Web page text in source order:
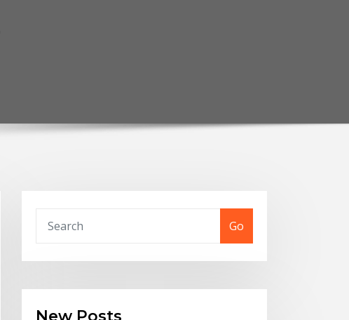
Go
New Posts